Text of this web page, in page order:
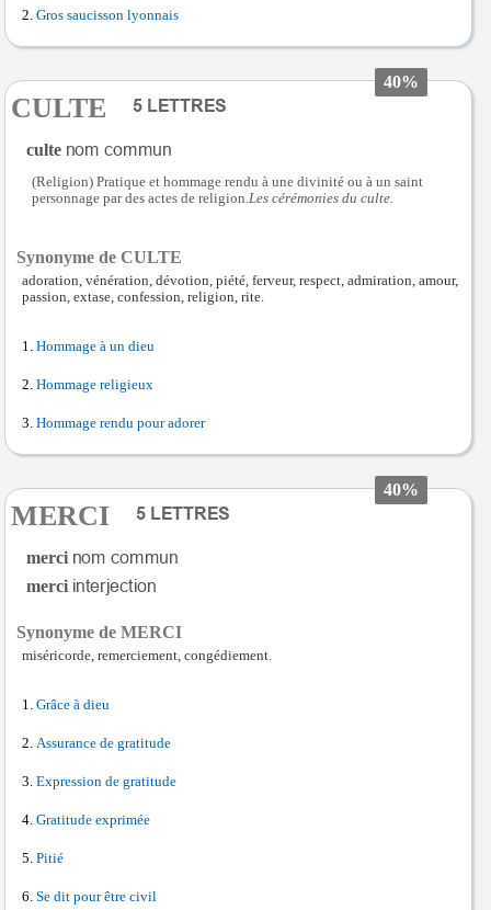
Gros saucisson lyonnais
40%
CULTE
culte
(Religion) Pratique et hommage rendu à une divinité ou à un saint
personnage par des actes de religion.Les cérémonies du culte.
Synonyme de CULTE
adoration, vénération, dévotion, piété, ferveur, respect, admiration, amour,
passion, extase, confession, religion, rite.
Hommage à un dieu
Hommage religieux
Hommage rendu pour adorer
40%
MERCI
merci
merci
Synonyme de MERCI
miséricorde, remerciement, congédiement.
Grâce à dieu
Assurance de gratitude
Expression de gratitude
Gratitude exprimée
Pitié
Se dit pour être civil